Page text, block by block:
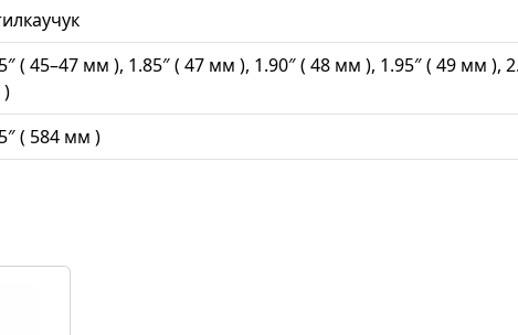
( 45–47 мм ), 1.85″ ( 47 мм ), 1.90″ ( 48 мм ), 1.95″ ( 49 мм ),
( 584 мм )